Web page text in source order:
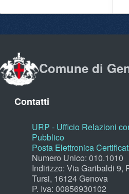
Comune di
Contatti
URP - Ufficio Relazioni
Pubblico
Posta Elettronica
Numero Unico: 010.1010
Indirizzo: Via Garibaldi 9,
Tursi, 16124 Genova
P. Iva: 00856930102